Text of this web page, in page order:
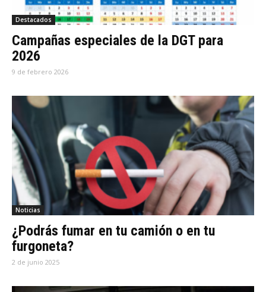
Destacados
Campañas especiales de la DGT para
2026
9 de febrero 2026
Noticias
¿Podrás fumar en tu camión o en tu
furgoneta?
2 de junio 2025